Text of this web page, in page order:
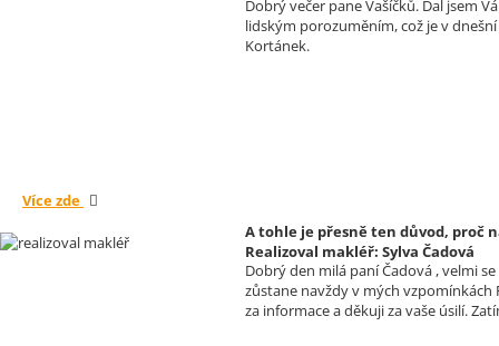
Dobrý večer pane Vašíčků. Dal jsem
lidským porozuměním, což je v
Kortánek.
Více zde
A tohle je přesně ten důvod, proč
Realizoval makléř: Sylva Čadová
Dobrý den milá paní Čadová , velmi
zůstane navždy v mých vzpomínkách
za informace a děkuji za vaše úsilí.